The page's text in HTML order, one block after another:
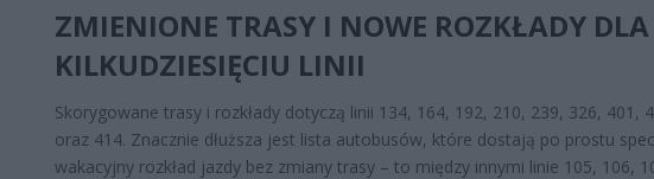
ZMIENIONE TRASY I NOWE ROZKŁADY DLA
KILKUDZIESIĘCIU LINII
Skorygowane trasy i rozkłady dotyczą linii 134, 164, 192, 210, 239, 326, 401,
oraz 414. Znacznie dłuższa jest lista autobusów, które dostają po prostu
wakacyjny rozkład jazdy bez zmiany trasy – to między innymi linie 105, 106,